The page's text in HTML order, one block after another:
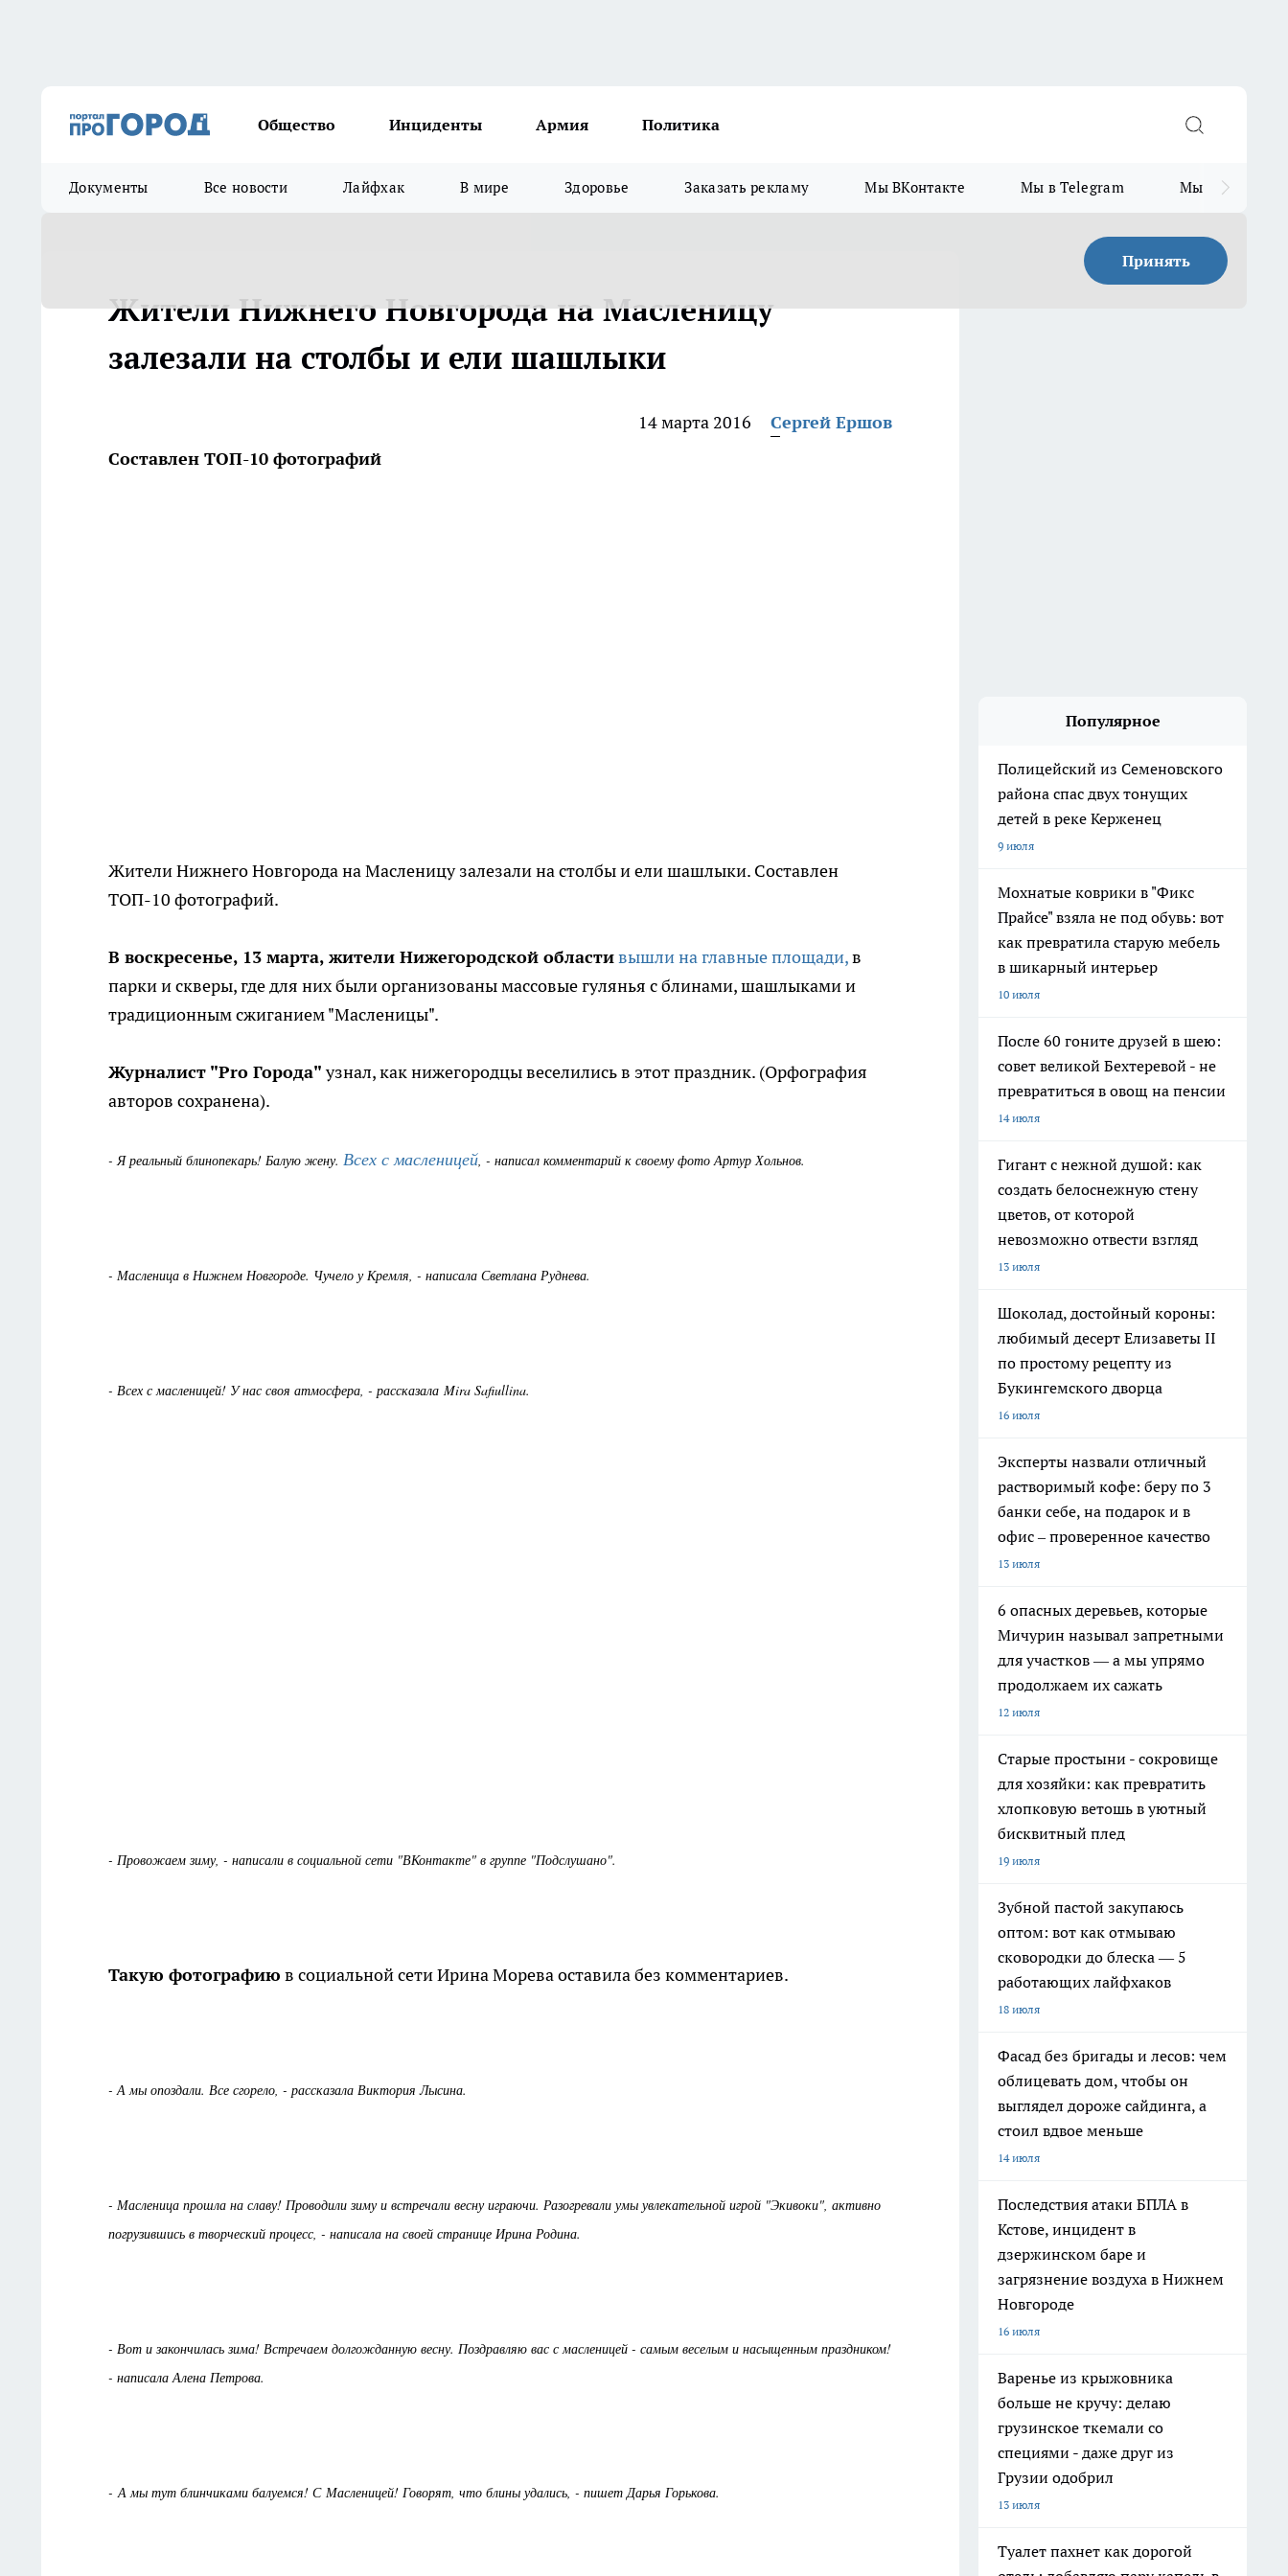
Общество Инциденты Армия Политика
Документы Все новости Лайфхак В мире Здоровье Заказать рекламу Мы ВКонтакте Мы в Telegram Мы в MAX
Принять
Жители Нижнего Новгорода на Масленицу
залезали на столбы и ели шашлыки
14 марта 2016
Сергей Ершов
Составлен ТОП-10 фотографий
Жители Нижнего Новгорода на Масленицу залезали на столбы и ели шашлыки. Составлен
ТОП-10 фотографий.
В воскресенье, 13 марта, жители Нижегородской областивышли на главные площади,в
парки и скверы, где для них были организованы массовые гулянья с блинами, шашлыками и
традиционным сжиганием "Масленицы".
Журналист "Pro Города"узнал, как нижегородцы веселились в этот праздник. (Орфография
авторов сохранена).
- Я реальный блинопекарь! Балую жену. Всех с масленицей, - написал комментарий к своему фото Артур Хольнов.
- Масленица в Нижнем Новгороде. Чучело у Кремля, - написала Светлана Руднева.
- Всех с масленицей! У нас своя атмосфера, - рассказала Mira Safiullina.
- Провожаем зиму, - написали в социальной сети "ВКонтакте" в группе "Подслушано".
Такую фотографию в социальной сети Ирина Морева оставила без комментариев.
- А мы опоздали. Все сгорело, - рассказала Виктория Лысина.
- Масленица прошла на славу! Проводили зиму и встречали весну играючи. Разогревали умы увлекательной игрой "Экивоки", активно
погрузившись в творческий процесс, - написала на своей странице Ирина Родина.
- Вот и закончилась зима! Встречаем долгожданную весну. Поздравляю вас с масленицей - самым веселым и насыщенным праздником!
- написала Алена Петрова.
- А мы тут блинчиками балуемся! С Масленицей! Говорят, что блины удались, - пишет Дарья Горькова.
Популярное
Полицейский из Семеновского
района спас двух тонущих
детей в реке Керженец
9 июля
Мохнатые коврики в "Фикс
Прайсе" взяла не под обувь: вот
как превратила старую мебель
в шикарный интерьер
10 июля
После 60 гоните друзей в шею:
совет великой Бехтеревой - не
превратиться в овощ на пенсии
14 июля
Гигант с нежной душой: как
создать белоснежную стену
цветов, от которой
невозможно отвести взгляд
13 июля
Шоколад, достойный короны:
любимый десерт Елизаветы II
по простому рецепту из
Букингемского дворца
16 июля
Эксперты назвали отличный
растворимый кофе: беру по 3
банки себе, на подарок и в
офис – проверенное качество
13 июля
6 опасных деревьев, которые
Мичурин называл запретными
для участков — а мы упрямо
продолжаем их сажать
12 июля
Старые простыни - сокровище
для хозяйки: как превратить
хлопковую ветошь в уютный
бисквитный плед
19 июля
Зубной пастой закупаюсь
оптом: вот как отмываю
сковородки до блеска — 5
работающих лайфхаков
18 июля
Фасад без бригады и лесов: чем
облицевать дом, чтобы он
выглядел дороже сайдинга, а
стоил вдвое меньше
14 июля
Последствия атаки БПЛА в
Кстове, инцидент в
дзержинском баре и
загрязнение воздуха в Нижнем
Новгороде
16 июля
Варенье из крыжовника
больше не кручу: делаю
грузинское ткемали со
специями - даже друг из
Грузии одобрил
13 июля
Туалет пахнет как дорогой